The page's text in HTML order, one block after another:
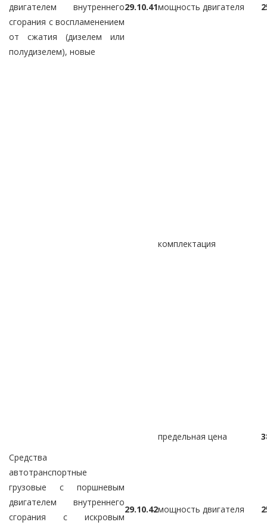
двигателем внутреннего
сгорания с воспламенением
от сжатия (дизелем или
полудизелем), новые
29.10.41мощность двигателя
комплектация
предельная цена
Средства
автотранспортные
грузовые с поршневым
двигателем внутреннего
сгорания с искровым
29.10.42мощность двигателя